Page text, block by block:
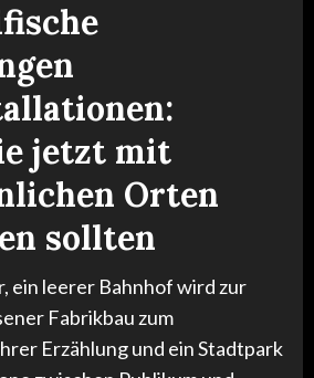
jetzt mit
Orten
sollten
ein leerer Bahnhof wird zur
Fabrikbau zum
Erzählung und ein Stadtpark